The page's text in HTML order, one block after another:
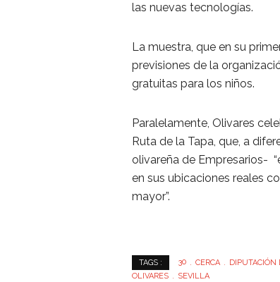
las nuevas tecnologías.
La muestra, que en su
previsiones de la
gratuitas para los niños.
Paralelamente, Olivares
Ruta de la Tapa, que, a
olivareña de Empresarios-
en sus ubicaciones reales
mayor”.
TAGS : 30 CERCA DIPUTACIÓN
OLIVARES
SEVILLA